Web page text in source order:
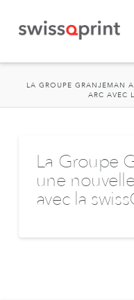
LA GROUPE GRANJEMAN
ARC AVEC
La Groupe
une
avec la